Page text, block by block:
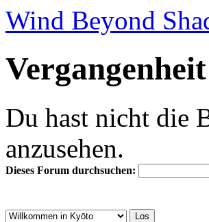
Wind Beyond
Vergangenheit
Du hast nicht die
anzusehen.
Dieses Forum durchsuchen: